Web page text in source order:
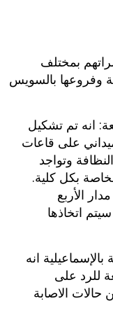
بمختلف
وفروعها بالسويس
انه تم تشكيل
على قاعات
وتواجد
بكل كلية.
الأربع
اتخاذها
انه
للرد على
حالات الاصابة